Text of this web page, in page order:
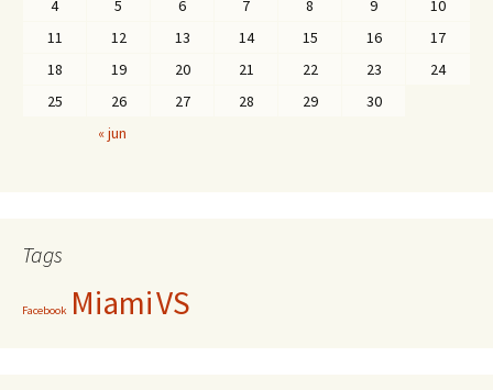
4
5 6 7 8 9
10
11
12 13 14 15 16
17
18
19 20 21 22 23
24
25
26 27 28 29
30
« jun
Tags
Facebook MiamiVS